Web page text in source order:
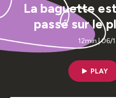
La baguette
passé sur le
nutrition et
12min | 06/
PLAY